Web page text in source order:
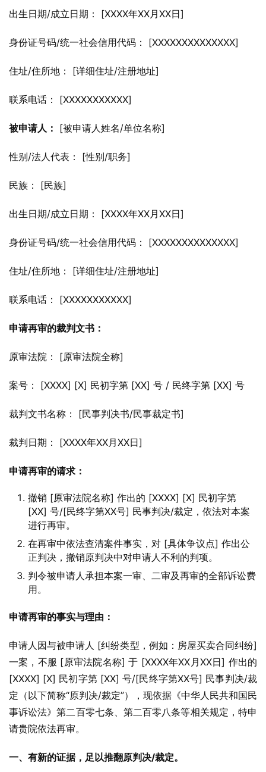
出生日期/成立日期： [XXXX年XX月XX日]
身份证号码/统一社会信用代码： [XXXXXXXXXXXXXX]
住址/住所地： [详细住址/注册地址]
联系电话： [XXXXXXXXXXX]
被申请人： [被申请人姓名/单位名称]
性别/法人代表： [性别/职务]
民族： [民族]
出生日期/成立日期： [XXXX年XX月XX日]
身份证号码/统一社会信用代码： [XXXXXXXXXXXXXX]
住址/住所地： [详细住址/注册地址]
联系电话： [XXXXXXXXXXX]
申请再审的裁判文书：
原审法院： [原审法院全称]
案号： [XXXX] [X] 民初字第 [XX] 号 / 民终字第 [XX] 号
裁判文书名称： [民事判决书/民事裁定书]
裁判日期： [XXXX年XX月XX日]
申请再审的请求：
撤销 [原审法院名称] 作出的 [XXXX] [X] 民初字第
[XX] 号/[民终字第XX号] 民事判决/裁定，依法对本案
进行再审。
在再审中依法查清案件事实，对 [具体争议点] 作出公
正判决，撤销原判决中对申请人不利的判项。
判令被申请人承担本案一审、二审及再审的全部诉讼费
用。
申请再审的事实与理由：
申请人因与被申请人 [纠纷类型，例如：房屋买卖合同纠纷]
一案，不服 [原审法院名称] 于 [XXXX年XX月XX日] 作出的
[XXXX] [X] 民初字第 [XX] 号/[民终字第XX号] 民事判决/裁
定（以下简称“原判决/裁定”），现依据《中华人民共和国民
事诉讼法》第二百零七条、第二百零八条等相关规定，特申
请贵院依法再审。
一、有新的证据，足以推翻原判决/裁定。